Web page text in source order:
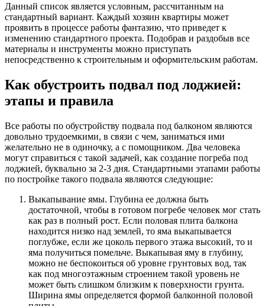
Данный список является условным, рассчитанным на
стандартный вариант. Каждый хозяин квартиры может
проявить в процессе работы фантазию, что приведет к
изменению стандартного проекта. Подобрав и раздобыв все
материалы и инструменты можно приступать
непосредственно к строительным и оформительским работам.
Как обустроить подвал под лоджией:
этапы и правила
Все работы по обустройству подвала под балконом являются
довольно трудоемкими, в связи с чем, заниматься ими
желательно не в одиночку, а с помощником. Два человека
могут справиться с такой задачей, как создание погреба под
лоджией, буквально за 2-3 дня. Стандартными этапами работы
по постройке такого подвала являются следующие:
Выкапывание ямы. Глубина ее должна быть
достаточной, чтобы в готовом погребе человек мог стать
как раз в полный рост. Если половая плита балкона
находится низко над землей, то яма выкапывается
поглубже, если же цоколь первого этажа высокий, то и
яма получиться помельче. Выкапывая яму в глубину,
можно не беспокоиться об уровне грунтовых вод, так
как под многоэтажным строением такой уровень не
может быть слишком близким к поверхности грунта.
Ширина ямы определяется формой балконной половой